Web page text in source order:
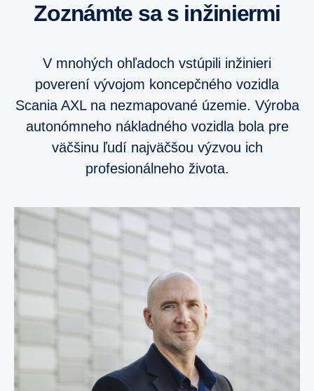
Zoznámte sa s inžiniermi
V mnohých ohľadoch vstúpili inžinieri
poverení vývojom koncepčného vozidla
Scania AXL na nezmapované územie. Výroba
autonómneho nákladného vozidla bola pre
väčšinu ľudí najväčšou výzvou ich
profesionálneho života.